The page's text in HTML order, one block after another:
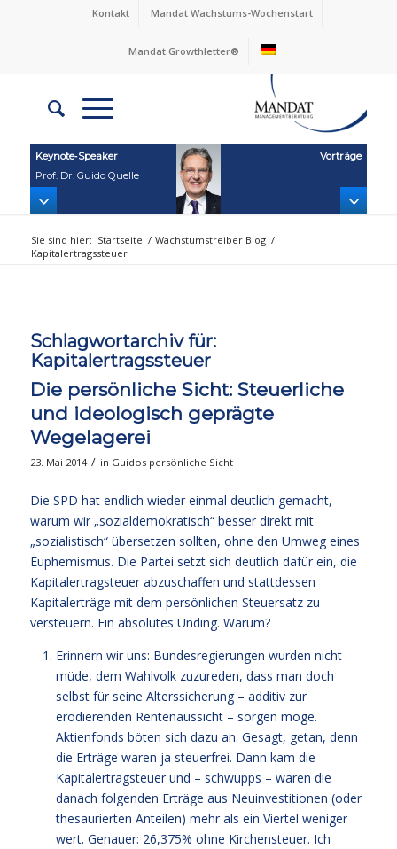
Kontakt Mandat Wachstums-Wochenstart
Mandat Growthletter®
Keynote‑Speaker
Prof. Dr. Guido Quelle
Vorträge
Sie sind hier: Startseite / Wachstumstreiber Blog /
Kapitalertragssteuer
Schlagwortarchiv für:
Kapitalertragssteuer
Die persönliche Sicht: Steuerliche
und ideologisch geprägte
Wegelagerei
23. Mai 2014 / in Guidos persönliche Sicht
Die SPD hat endlich wieder einmal deutlich gemacht,
warum wir „sozialdemokratisch“ besser direkt mit
„sozialistisch“ übersetzen sollten, ohne den Umweg eines
Euphemismus. Die Partei setzt sich deutlich dafür ein, die
Kapitalertragsteuer abzuschaffen und stattdessen
Kapitalerträge mit dem persönlichen Steuersatz zu
versteuern. Ein absolutes Unding. Warum?
Erinnern wir uns: Bundesregierungen wurden nicht
müde, dem Wahlvolk zuzureden, dass man doch
selbst für seine Alterssicherung – additiv zur
erodierenden Rentenaussicht – sorgen möge.
Aktienfonds böten sich dazu an. Gesagt, getan, denn
die Erträge waren ja steuerfrei. Dann kam die
Kapitalertragsteuer und – schwupps – waren die
danach folgenden Erträge aus Neuinvestitionen (oder
thesaurierten Anteilen) mehr als ein Viertel weniger
wert. Genauer: 26,375% ohne Kirchensteuer. Ich